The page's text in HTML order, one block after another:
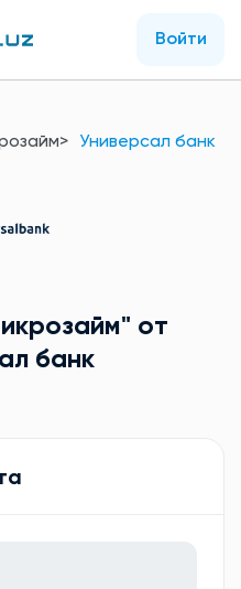
Войти
Универсал банк
от
банк